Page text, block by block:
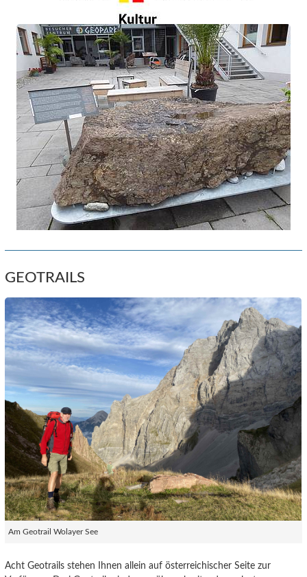
GEOTRAILS
Am Geotrail Wolayer See
Acht Geotrails stehen Ihnen allein auf österreichischer Seite zur